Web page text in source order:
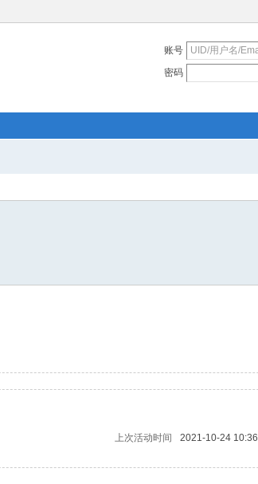
账号
密码
上次活动时间
2021-10-24 10:36